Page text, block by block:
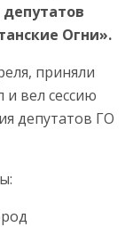
депутатов
Огни».
приняли
и вел сессию
депутатов ГО